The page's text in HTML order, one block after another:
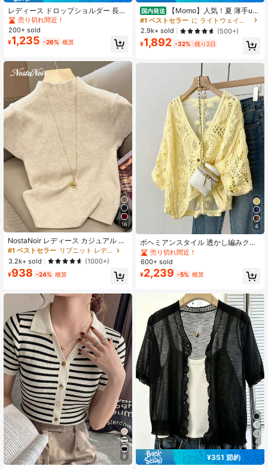
レディース ドロップショルダー 長袖
ルーズ カジュアル 薄手 カーディガ
ン ホワイト 夏用
売り切れ間近！
200+ sold
¥1,235 -26% 概算
16
NostaNoir レディース カジュアル 無
地 クルーネック 半袖 セーター
#1 ベストセラー
リブニット レディースセーター
3.2k+ sold
(1000+)
¥938 -24% 概算
8
国内発送
【Momo】人気！夏 薄手uv
カットカーディガン 肌触り快適 冷房
対策 薄手 アウター 柔らか可愛い レ
ース編み トップス 紫外線対策 カー
ディガン 着痩せ 百掛け シャツ 通勤
通学ビーチ海辺 デート カジュアル
#1 ベストセラー
に ライトウェイト レディースニットウェア
2.9k+ sold
(500+)
¥1,892 -32% 残り2日
4
ボヘミアンスタイル 透かし編みクロ
シェニットカバーアップ、Vネック
3/4袖 ルーズカジュアルアウターウ
ェア、秋のビーチ日よけカバーアッ
プ
売り切れ間近！
600+ sold
¥2,239 -5% 概算
4
¥351 節約